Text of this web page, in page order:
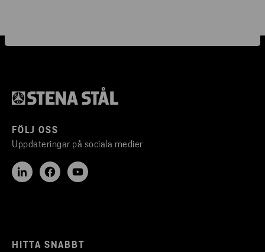
FÖLJ OSS
Uppdateringar på sociala medier
HITTA SNABBT